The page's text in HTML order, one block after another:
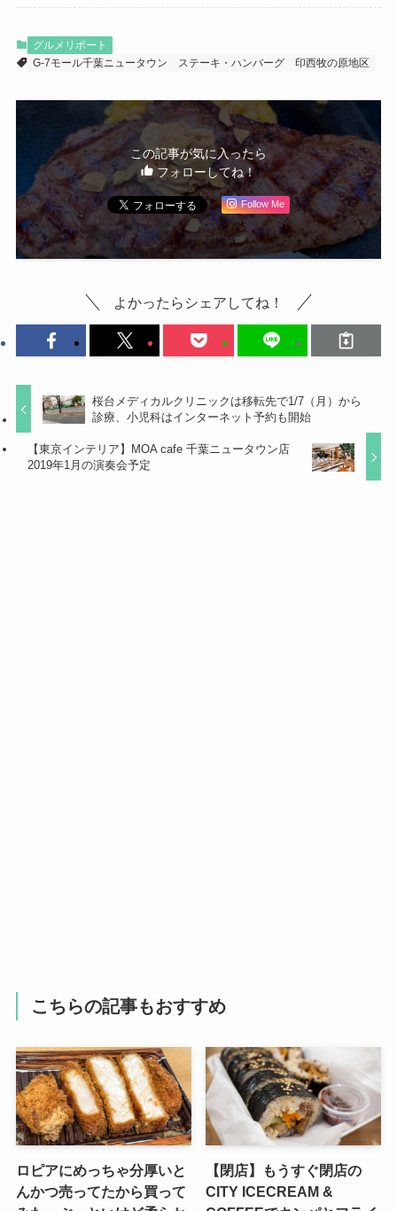
グルメリポート
G-7モール千葉ニュータウン
ステーキ・ハンバーグ 印西牧の原地区
この記事が気に入ったら
フォローしてね！
Follow Me
よかったらシェアしてね！
桜台メディカルクリニックは移転先で1/7（月）から
診療、小児科はインターネット予約も開始
【東京インテリア】MOA cafe 千葉ニュータウン店
2019年1月の演奏会予定
こちらの記事もおすすめ
ロピアにめっちゃ分厚いと
んかつ売ってたから買って
【閉店】もうすぐ閉店の
CITY ICECREAM &